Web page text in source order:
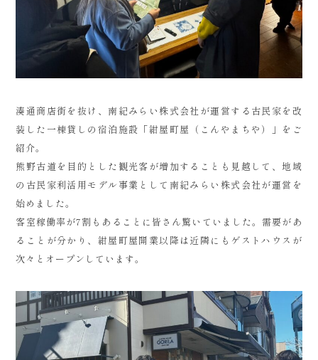
湊通商店街を抜け、南紀みらい株式会社が運営する古民家を改
装した一棟貸しの宿泊施設「紺屋町屋（こんやまちや）」をご
紹介。
熊野古道を目的とした観光客が増加することも見越して、地域
の古民家利活用モデル事業として南紀みらい株式会社が運営を
始めました。
客室稼働率が7割もあることに皆さん驚いていました。需要があ
ることが分かり、紺屋町屋開業以降は近隣にもゲストハウスが
次々とオープンしています。